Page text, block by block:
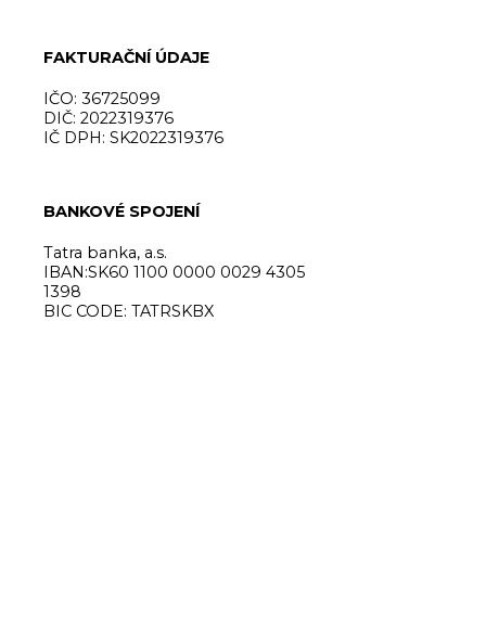
FAKTURAČNÍ ÚDAJE
IČO: 36725099
DIČ: 2022319376
IČ DPH: SK2022319376
BANKOVÉ SPOJENÍ
Tatra banka, a.s.
IBAN:SK60 1100 0000 0029 4305
1398
BIC CODE: TATRSKBX